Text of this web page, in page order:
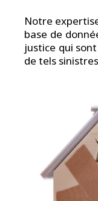
Notre
base de
justice qui
de tels